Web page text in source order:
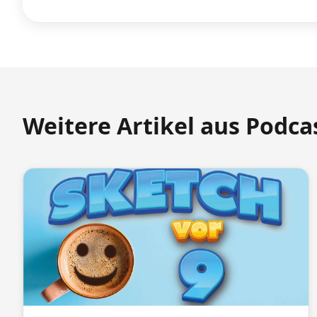
Weitere Artikel aus